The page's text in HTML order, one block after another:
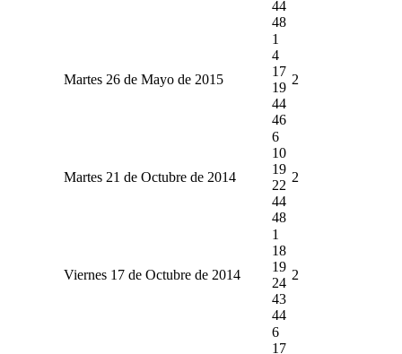
44
48
Martes 26 de Mayo de 2015
1
4
17
19
44
46
2
Martes 21 de Octubre de 2014
6
10
19
22
44
48
2
Viernes 17 de Octubre de 2014
1
18
19
24
43
44
2
6
17